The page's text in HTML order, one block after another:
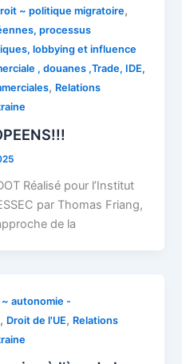
~ politique migratoire,
processus
lobbying et influence
, douanes ,Trade, IDE,
, Relations
Réalisé pour l’Institut
par Thomas Friang,
de la
autonomie -
, Droit de l'UE, Relations